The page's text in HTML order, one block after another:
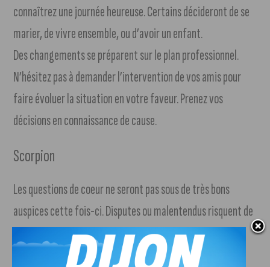
connaîtrez une journée heureuse. Certains décideront de se
marier, de vivre ensemble, ou d’avoir un enfant.
Des changements se préparent sur le plan professionnel.
N’hésitez pas à demander l’intervention de vos amis pour
faire évoluer la situation en votre faveur. Prenez vos
décisions en connaissance de cause.
Scorpion
Les questions de coeur ne seront pas sous de très bons
auspices cette fois-ci. Disputes ou malentendus risquent de
gâcher vos rapports. Mais tout pourrait changer pour le
mieux si vous savez vous montrer plus tolérant et